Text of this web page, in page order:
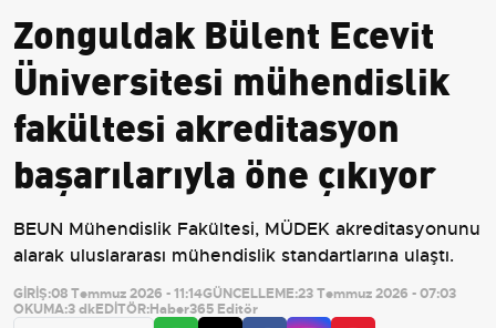
Zonguldak Bülent Ecevit
Üniversitesi mühendislik
fakültesi akreditasyon
başarılarıyla öne çıkıyor
BEUN Mühendislik Fakültesi, MÜDEK akreditasyonunu
alarak uluslararası mühendislik standartlarına ulaştı.
GİRİŞ:08 Temmuz 2026 - 11:14GÜNCELLEME:23 Temmuz 2026 - 07:03
OKUMA:3 dkEDİTÖR:Haber365 Editör